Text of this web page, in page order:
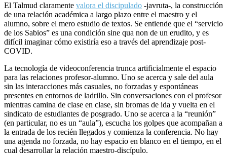
El Talmud claramente valora el discipulado -javruta-, la construcción
de una relación académica a largo plazo entre el maestro y el
alumno, sobre el mero estudio de textos. Se entiende que el “servicio
de los Sabios” es una condición sine qua non de un erudito, y es
difícil imaginar cómo existiría eso a través del aprendizaje post-
COVID.
La tecnología de videoconferencia trunca artificialmente el espacio
para las relaciones profesor-alumno. Uno se acerca y sale del aula
sin las interacciones más casuales, no forzadas y espontáneas
presentes en entornos de ladrillo. Sin conversaciones con el profesor
mientras camina de clase en clase, sin bromas de ida y vuelta en el
sindicato de estudiantes de posgrado. Uno se acerca a la “reunión”
(en particular, no es un “aula”), escucha los golpes que acompañan a
la entrada de los recién llegados y comienza la conferencia. No hay
una agenda no forzada, no hay espacio en blanco en el tiempo, en el
cual desarrollar la relación maestro-discípulo.